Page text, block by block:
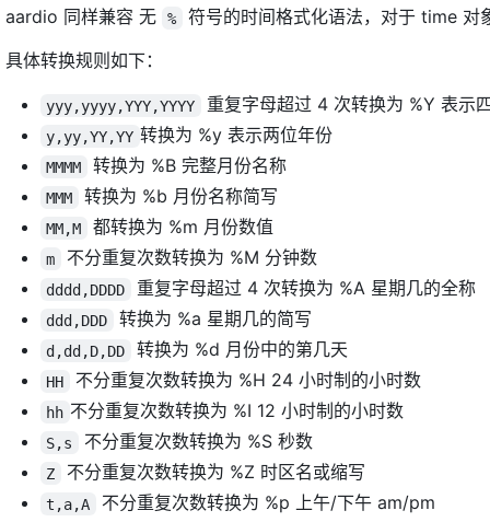
aardio 同样兼容 无 %
符号的时间格式化语法，对于 time
具体转换规则如下：
yyy,yyyy,YYY,YYYY 重复字母超过 4 次转换为 %Y 表示
y,yy,YY,YY 转换为 %y 表示两位年份
MMMM 转换为 %B 完整月份名称
MMM 转换为 %b 月份名称简写
MM,M 都转换为 %m 月份数值
m 不分重复次数转换为 %M 分钟数
dddd,DDDD 重复字母超过 4 次转换为 %A 星期几的全称
ddd,DDD 转换为 %a 星期几的简写
d,dd,D,DD 转换为 %d 月份中的第几天
HH 不分重复次数转换为 %H 24 小时制的小时数
hh 不分重复次数转换为 %I 12 小时制的小时数
S,s 不分重复次数转换为 %S 秒数
Z 不分重复次数转换为 %Z 时区名或缩写
t,a,A 不分重复次数转换为 %p 上午/下午 am/pm